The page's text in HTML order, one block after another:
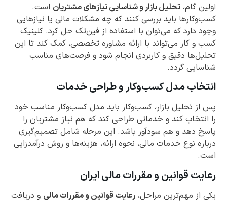
اولین گام، تحلیل بازار و شناسایی نیازهای مشتریان است.
کسب‌وکارها باید بررسی کنند که چه مشکلات مالی یا نیازهایی
وجود دارد که می‌توان با استفاده از فین‌تک حل کرد. کلینیک
کسب و کار می‌تواند با ارائه مشاوره تخصصی، کمک کند تا این
تحلیل‌ها دقیق و کاربردی انجام شود و فرصت‌های مناسب
شناسایی گردد.
انتخاب مدل کسب‌وکار و طراحی خدمات
پس از تحلیل بازار، کسب‌وکار باید مدل کسب‌وکار مناسب خود
را انتخاب کند و خدماتی طراحی کند که هم نیاز مشتریان را
پاسخ دهد و هم سودآور باشد. این مرحله شامل تصمیم‌گیری
درباره نوع خدمات مالی، نحوه ارائه، هزینه‌ها و روش درآمدزایی
است.
رعایت قوانین و مقررات مالی ایران
یکی از مهم‌ترین مراحل، رعایت قوانین و مقررات مالی و دریافت